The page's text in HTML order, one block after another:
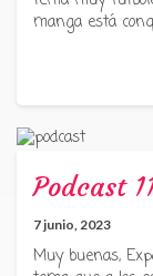
manga está
Podcast
7 junio, 2023
Muy buenas,